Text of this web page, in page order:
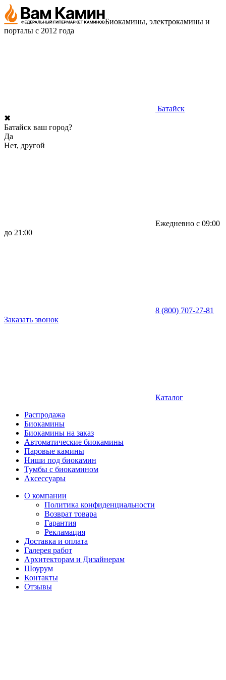
Биокамины, электрокамины и
порталы с 2012 года
Батайск
✖
Батайск ваш город?
Да
Нет, другой
Ежедневно с 09:00
до 21:00
8 (800) 707-27-81
Заказать звонок
Каталог
Распродажа
Биокамины
Биокамины на заказ
Автоматические биокамины
Паровые камины
Ниши под биокамин
Тумбы с биокамином
Аксессуары
О компании
Политика конфиденциальности
Возврат товара
Гарантия
Рекламация
Доставка и оплата
Галерея работ
Архитекторам и Дизайнерам
Шоурум
Контакты
Отзывы